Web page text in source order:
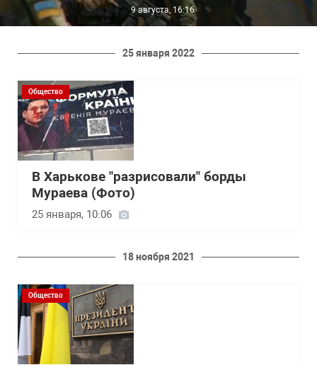
9 августа, 16:16
25 января 2022
Общество
В Харькове "разрисовали" борды
Мураева (Фото)
25 января, 10:06
18 ноября 2021
Общество